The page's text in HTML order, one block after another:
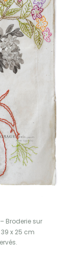
Broderie sur
x 25 cm